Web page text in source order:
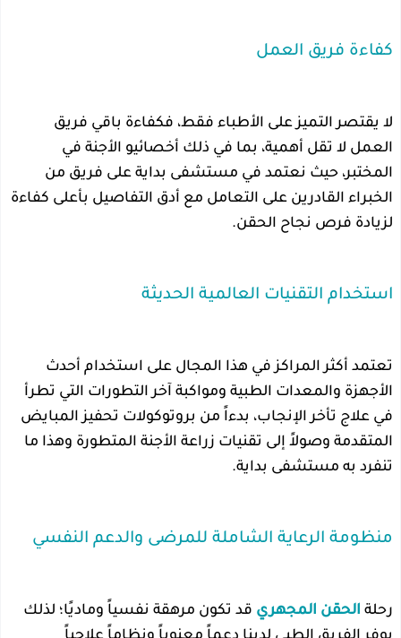
كفاءة فريق العمل
لا يقتصر التميز على الأطباء فقط، فكفاءة باقي فريق
العمل لا تقل أهمية، بما في ذلك أخصائيو الأجنة في
المختبر، حيث نعتمد في مستشفى بداية على فريق من
الخبراء القادرين على التعامل مع أدق التفاصيل بأعلى كفاءة
لزيادة فرص نجاح الحقن.
استخدام التقنيات العالمية الحديثة
تعتمد أكثر المراكز في هذا المجال على استخدام أحدث
الأجهزة والمعدات الطبية ومواكبة آخر التطورات التي تطرأ
في علاج تأخر الإنجاب، بدءاً من بروتوكولات تحفيز المبايض
المتقدمة وصولاً إلى تقنيات زراعة الأجنة المتطورة وهذا ما
تنفرد به مستشفى بداية.
منظومة الرعاية الشاملة للمرضى والدعم النفسي
رحلة الحقن المجهري قد تكون مرهقة نفسياً وماديًا؛ لذلك